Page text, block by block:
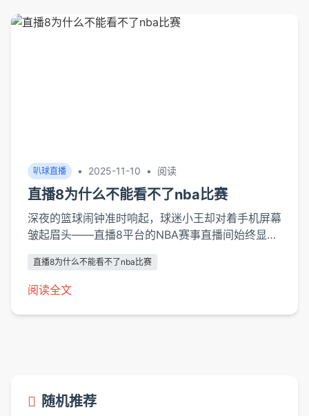
叭球直播 • 2025-11-10 • 阅读
直播8为什么不能看不了nba比赛
深夜的篮球闹钟准时响起，球迷小王却对着手机屏幕
皱起眉头——直播8平台的NBA赛事直播间始终显
球爱好者中重复上演。作为曾经最受欢迎的体育赛事
聚合平台之一，直播8的NBA内容消失现象，实则折
到商业博弈，从技术封锁到用户习惯变迁，这场"看
直播8为什么不能看不了nba比赛
阅读全文
随机推荐